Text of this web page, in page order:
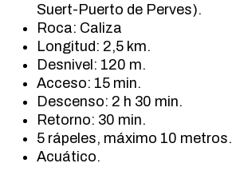
Suert-Puerto de Perves).
Roca: Caliza
Longitud: 2,5 km.
Desnivel: 120 m.
Acceso: 15 min.
Descenso: 2 h 30 min.
Retorno: 30 min.
5 rápeles, máximo 10 metros.
Acuático.